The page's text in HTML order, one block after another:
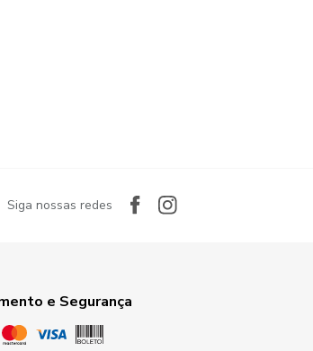
Siga nossas redes
e Segurança